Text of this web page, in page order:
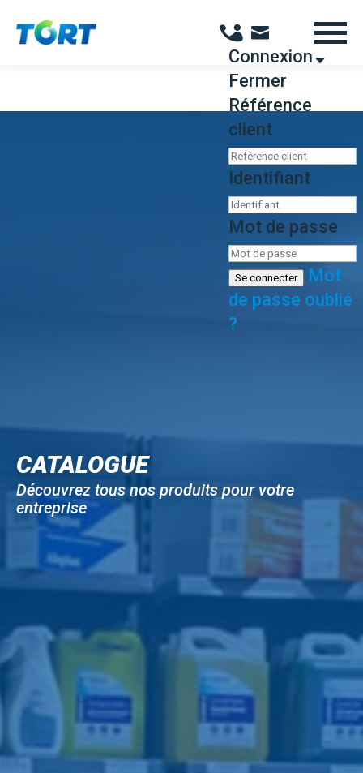
Connexion
Fermer
Référence
client
Identifiant
Mot de passe
Se connecter
Mot
de passe oublié
?
CATALOGUE
Découvrez tous nos produits pour votre
entreprise